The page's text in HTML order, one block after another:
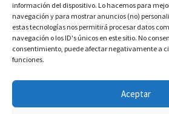
información del dispositivo. Lo hacemos para
navegación y para mostrar anuncios (no)
estas tecnologías nos permitirá procesar datos
navegación o los ID's únicos en este sitio. No
consentimiento, puede afectar negativamente a
funciones.
Aceptar
Cross Capital EAF, S.L. ha recibido
destinada a la reactivación
Canarias como parte de la respuesta
recuperación para la cohesión y los
Europa (REACT-EU), financiada al